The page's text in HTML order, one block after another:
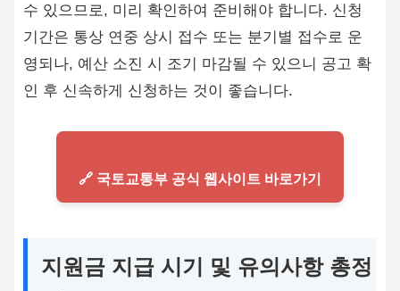
수 있으므로, 미리 확인하여 준비해야 합니다. 신청
기간은 통상 연중 상시 접수 또는 분기별 접수로 운
영되나, 예산 소진 시 조기 마감될 수 있으니 공고 확
인 후 신속하게 신청하는 것이 좋습니다.
🔗 국토교통부 공식 웹사이트 바로가기
지원금 지급 시기 및 유의사항 총정